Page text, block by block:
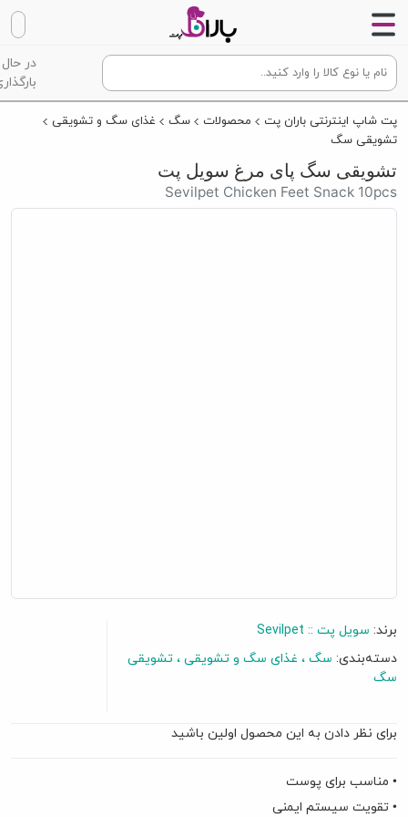
در حال
پت شاپ اینترنتی باران پت محصولات سگ
غذای سگ و تشویقی
تشویقی سگ
تشویقی سگ پای مرغ سویل پت
Sevilpet Chicken Feet Snack 10pcs
برند: سویل پت :: Sevilpet
دسته‌بندی: سگ غذای سگ و تشویقی
تشویقی
سگ
برای نظر دادن به این محصول اولین باشید
• مناسب برای پوست
• تقویت سیستم ایمنی